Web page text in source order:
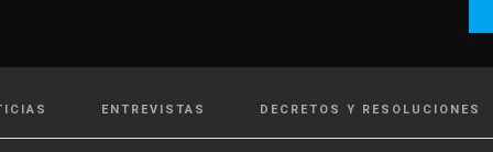
ENTREVISTAS DECRETOS Y RESOLUCIONES